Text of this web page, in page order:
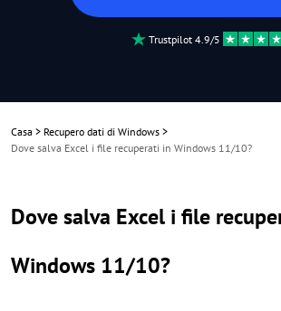
Trustpilot 4.9/5
Casa > Recupero dati di Windows >
Dove salva Excel i file recuperati in Windows 11/10?
Dove salva Excel i file
Windows 11/10?